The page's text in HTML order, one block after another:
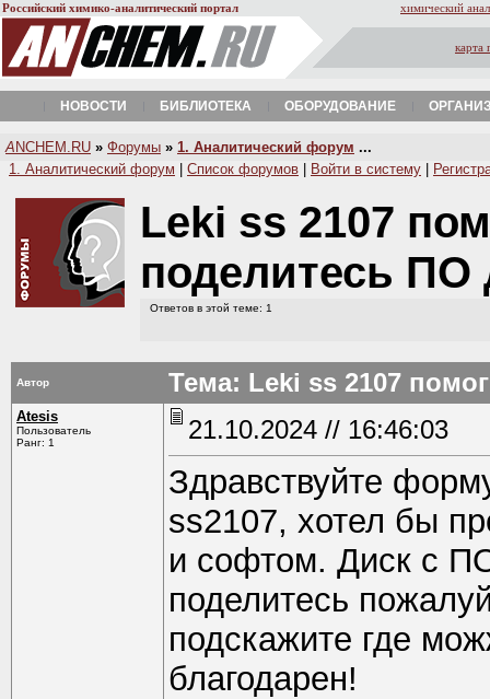
Российский химико-аналитический портал химический
карта
НОВОСТИ БИБЛИОТЕКА ОБОРУДОВАНИЕ
A NCHEM.RU » Форумы » 1. Аналитический форум ...
1. Аналитический форум
Список форумов Войти в систему
Leki ss 2107
поделитесь
Ответов в этой теме: 1
Автор Тема: Leki ss 2107
Atesis
Пользователь
Ранг: 1
21.10.2024 // 16:46:03
Здравствуйте
ss2107, хотел бы
и софтом. Диск с
поделитесь
подскажите где
благодарен!